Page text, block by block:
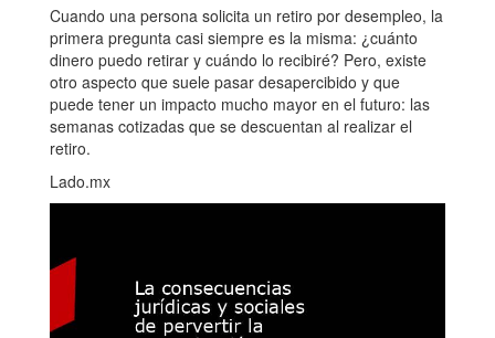
Cuando una persona solicita un retiro por desempleo, la
primera pregunta casi siempre es la misma: ¿cuánto
dinero puedo retirar y cuándo lo recibiré? Pero, existe
otro aspecto que suele pasar desapercibido y que
puede tener un impacto mucho mayor en el futuro: las
semanas cotizadas que se descuentan al realizar el
retiro.
Lado.mx